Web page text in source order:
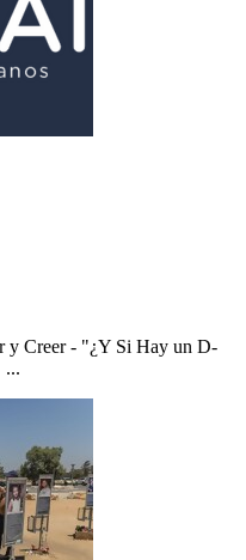
y Creer - "¿Y Si Hay un D-